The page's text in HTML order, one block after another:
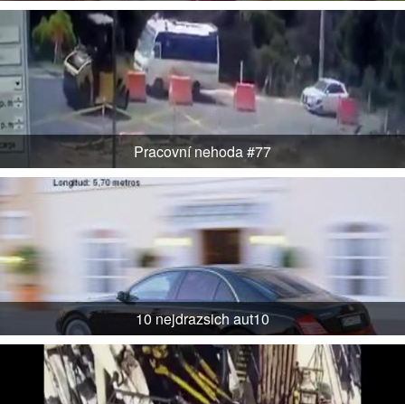
Pracovní nehoda #77
10 nejdrazsich aut10